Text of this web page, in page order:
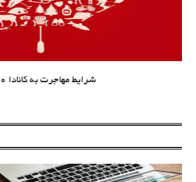
شرایط مهاجرت به کانادا 2020